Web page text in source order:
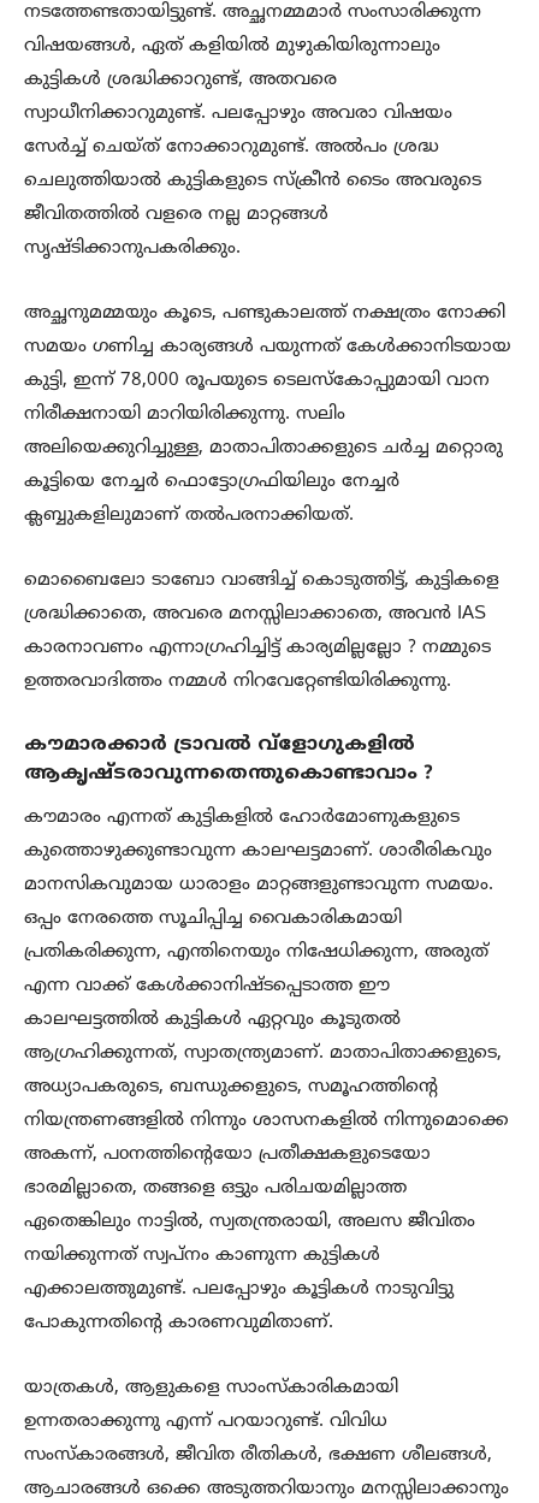
നടത്തേണ്ടതായിട്ടുണ്ട്. അച്ഛനമ്മമാർ സംസാരിക്കുന്ന
വിഷയങ്ങൾ, ഏത് കളിയിൽ മുഴുകിയിരുന്നാലും
കുട്ടികൾ ശ്രദ്ധിക്കാറുണ്ട്, അതവരെ
സ്വാധീനിക്കാറുമുണ്ട്. പലപ്പോഴും അവരാ വിഷയം
സേർച്ച് ചെയ്ത് നോക്കാറുമുണ്ട്. അൽപം ശ്രദ്ധ
ചെലുത്തിയാൽ കുട്ടികളുടെ സ്ക്രീൻ ടൈം അവരുടെ
ജീവിതത്തിൽ വളരെ നല്ല മാറ്റങ്ങൾ
സൃഷ്ടിക്കാനുപകരിക്കും.
അച്ഛനുമമ്മയും കൂടെ, പണ്ടുകാലത്ത് നക്ഷത്രം നോക്കി
സമയം ഗണിച്ച കാര്യങ്ങൾ പയുന്നത് കേൾക്കാനിടയായ
കുട്ടി, ഇന്ന് 78,000 രൂപയുടെ ടെലസ്കോപ്പുമായി വാന
നിരീക്ഷനായി മാറിയിരിക്കുന്നു. സലിം
അലിയെക്കുറിച്ചുള്ള, മാതാപിതാക്കളുടെ ചർച്ച മറ്റൊരു
കൂട്ടിയെ നേച്ചർ ഫൊട്ടോഗ്രഫിയിലും നേച്ചർ
ക്ലബ്ബുകളിലുമാണ് തൽപരനാക്കിയത്.
മൊബൈലോ ടാബോ വാങ്ങിച്ച് കൊടുത്തിട്ട്, കുട്ടികളെ
ശ്രദ്ധിക്കാതെ, അവരെ മനസ്സിലാക്കാതെ, അവൻ IAS
കാരനാവണം എന്നാഗ്രഹിച്ചിട്ട് കാര്യമില്ലല്ലോ ? നമ്മുടെ
ഉത്തരവാദിത്തം നമ്മൾ നിറവേറ്റേണ്ടിയിരിക്കുന്നു.
കൗമാരക്കാർ ട്രാവൽ വ്ളോഗുകളിൽ
ആകൃഷ്ടരാവുന്നതെന്തുകൊണ്ടാവാം ?
കൗമാരം എന്നത് കുട്ടികളിൽ ഹോർമോണുകളുടെ
കുത്തൊഴുക്കുണ്ടാവുന്ന കാലഘട്ടമാണ്. ശാരീരികവും
മാനസികവുമായ ധാരാളം മാറ്റങ്ങളുണ്ടാവുന്ന സമയം.
ഒപ്പം നേരത്തെ സൂചിപ്പിച്ച വൈകാരികമായി
പ്രതികരിക്കുന്ന, എന്തിനെയും നിഷേധിക്കുന്ന, അരുത്
എന്ന വാക്ക് കേൾക്കാനിഷ്ടപ്പെടാത്ത ഈ
കാലഘട്ടത്തിൽ കുട്ടികൾ ഏറ്റവും കൂടുതൽ
ആഗ്രഹിക്കുന്നത്, സ്വാതന്ത്ര്യമാണ്. മാതാപിതാക്കളുടെ,
അധ്യാപകരുടെ, ബന്ധുക്കളുടെ, സമൂഹത്തിൻ്റെ
നിയന്ത്രണങ്ങളിൽ നിന്നും ശാസനകളിൽ നിന്നുമൊക്കെ
അകന്ന്, പoനത്തിൻ്റെയോ പ്രതീക്ഷകളുടെയോ
ഭാരമില്ലാതെ, തങ്ങളെ ഒട്ടും പരിചയമില്ലാത്ത
ഏതെങ്കിലും നാട്ടിൽ, സ്വതന്ത്രരായി, അലസ ജീവിതം
നയിക്കുന്നത് സ്വപ്നം കാണുന്ന കുട്ടികൾ
എക്കാലത്തുമുണ്ട്. പലപ്പോഴും കൂട്ടികൾ നാടുവിട്ടു
പോകുന്നതിൻ്റെ കാരണവുമിതാണ്.
യാത്രകൾ, ആളുകളെ സാംസ്കാരികമായി
ഉന്നതരാക്കുന്നു എന്ന് പറയാറുണ്ട്. വിവിധ
സംസ്കാരങ്ങൾ, ജീവിത രീതികൾ, ഭക്ഷണ ശീലങ്ങൾ,
ആചാരങ്ങൾ ഒക്കെ അടുത്തറിയാനും മനസ്സിലാക്കാനും